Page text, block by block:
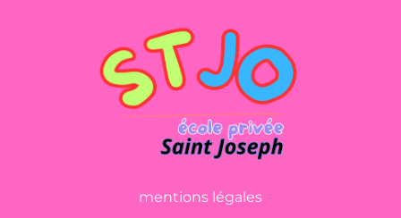
mentions légales